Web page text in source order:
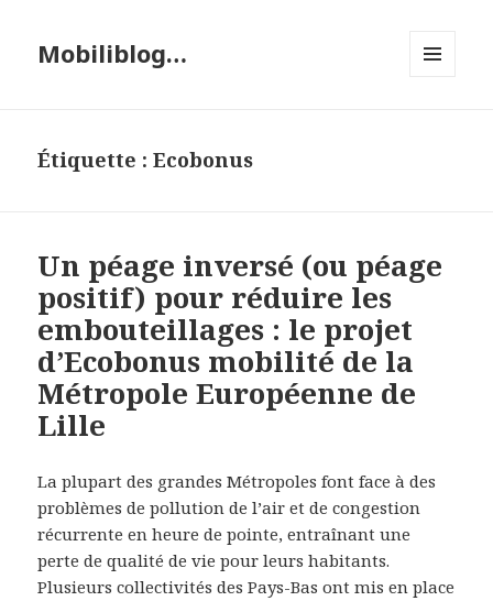
Mobiliblog…
Étiquette :Ecobonus
Un péage inversé (ou péage
positif) pour réduire les
embouteillages : le projet
d’Ecobonus mobilité de la
Métropole Européenne de
Lille
La plupart des grandes Métropoles font face à des
problèmes de pollution de l’air et de congestion
récurrente en heure de pointe, entraînant une
perte de qualité de vie pour leurs habitants.
Plusieurs collectivités des Pays-Bas ont mis en place